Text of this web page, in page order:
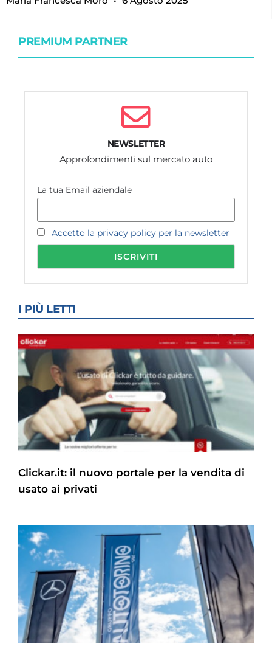
PREMIUM PARTNER
NEWSLETTER
Approfondimenti sul mercato auto
La tua Email aziendale
Accetto la privacy policy per la newsletter
I PIÙ LETTI
Clickar.it: il nuovo portale per la vendita di
usato ai privati